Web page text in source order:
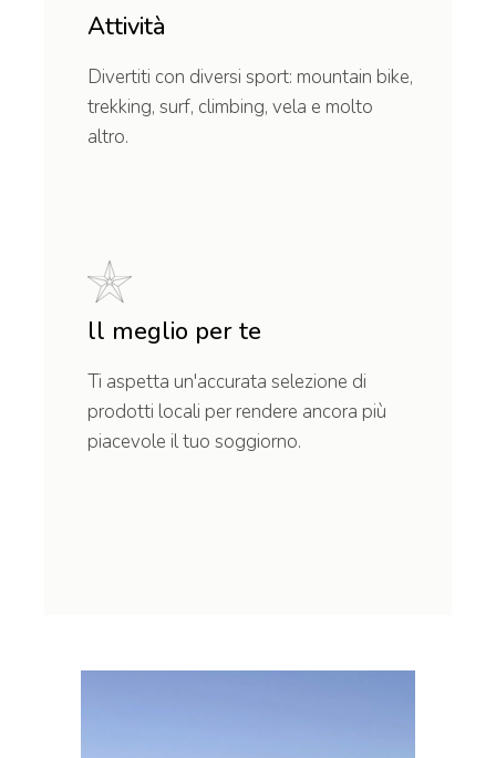
Attività
Divertiti con diversi sport: mountain bike,
trekking, surf, climbing, vela e molto
altro.
ll meglio per te
Ti aspetta un'accurata selezione di
prodotti locali per rendere ancora più
piacevole il tuo soggiorno.